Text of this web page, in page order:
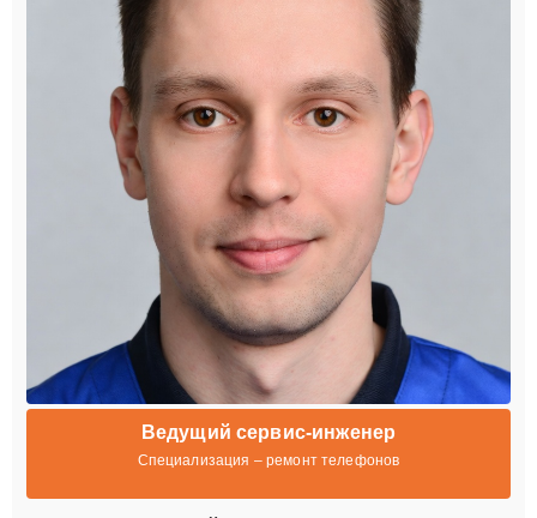
Ведущий сервис-инженер
Специализация – ремонт телефонов